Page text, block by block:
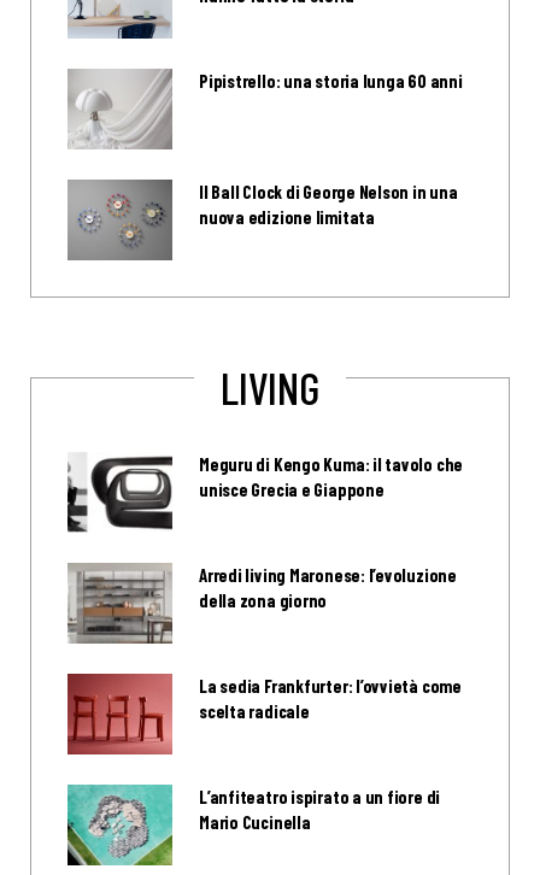
Pipistrello: una storia lunga 60 anni
Il Ball Clock di George Nelson in una
nuova edizione limitata
LIVING
Meguru di Kengo Kuma: il tavolo che
unisce Grecia e Giappone
Arredi living Maronese: l’evoluzione
della zona giorno
La sedia Frankfurter: l’ovvietà come
scelta radicale
L’anfiteatro ispirato a un fiore di
Mario Cucinella